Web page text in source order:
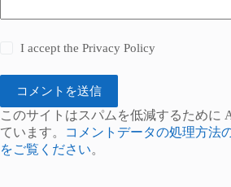
I accept thePrivacy Policy
コメントを送信
このサイトはスパムを低減するために
ています。
コメントデータの処理方法
をご覧ください。